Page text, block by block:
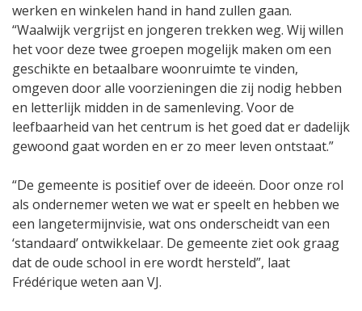
werken en winkelen hand in hand zullen gaan.
“Waalwijk vergrijst en jongeren trekken weg. Wij willen
het voor deze twee groepen mogelijk maken om een
geschikte en betaalbare woonruimte te vinden,
omgeven door alle voorzieningen die zij nodig hebben
en letterlijk midden in de samenleving. Voor de
leefbaarheid van het centrum is het goed dat er dadelijk
gewoond gaat worden en er zo meer leven ontstaat.”
“De gemeente is positief over de ideeën. Door onze rol
als ondernemer weten we wat er speelt en hebben we
een langetermijnvisie, wat ons onderscheidt van een
‘standaard’ ontwikkelaar. De gemeente ziet ook graag
dat de oude school in ere wordt hersteld”, laat
Frédérique weten aan VJ.